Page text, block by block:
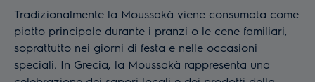
Tradizionalmente la Moussakà viene consumata come
piatto principale durante i pranzi o le cene familiari,
soprattutto nei giorni di festa e nelle occasioni
speciali. In Grecia, la Moussakà rappresenta una